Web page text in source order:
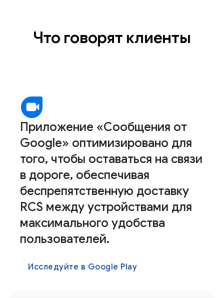
Что говорят клиенты
Приложение «Сообщения от
Google» оптимизировано для
того, чтобы оставаться на связи
в дороге, обеспечивая
беспрепятственную доставку
RCS между устройствами для
максимального удобства
пользователей.
Исследуйте в Google Play